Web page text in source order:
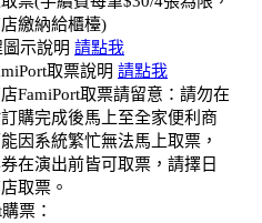
繳納給櫃檯)
示說明 請點我
取票說明 請點我
FamiPort取票請留意：請勿在
購完成後馬上至全家便利商
因系統繁忙無法馬上取票，
在演出前皆可取票，請擇日
取票。
票：